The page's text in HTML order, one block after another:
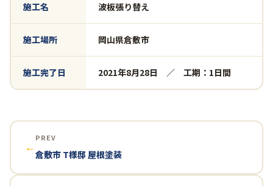
施工名 波板張り替え
施工場所 岡山県倉敷市
施工完了日 2021年8月28日 ／ 工期：1日間
←
PREV
倉敷市 T様邸 屋根塗装